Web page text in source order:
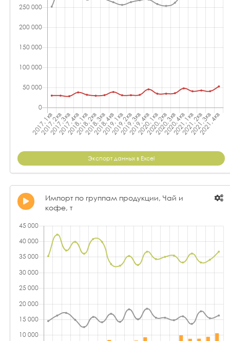
Экспорт данных в Excel
Импорт по группам продукции, Чай и
кофе, т